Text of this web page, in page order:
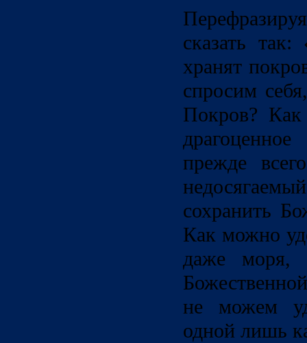
сказать
хранят
спросим
Покров?
прежде
сохранить
Как можно
даже моря,
не можем
одной лишь